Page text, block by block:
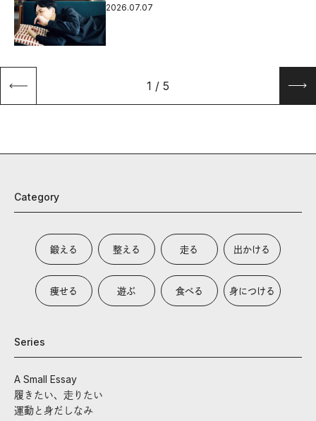
2026.07.07
1 / 5
Category
鍛える 整える 走る 出かける
痩せる 遊ぶ 食べる 身につける
Series
A Small Essay
履きたい、走りたい
運動と身だしなみ